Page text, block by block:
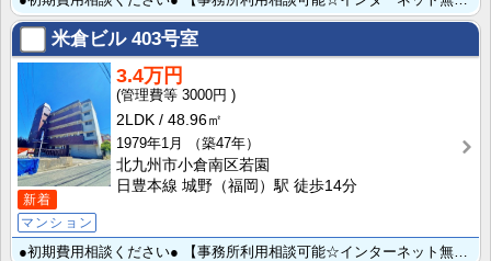
米倉ビル403号室
新着
マンション
3.4万円
3000円
2LDK
48.96㎡
1979年1月
（築47年）
北九州市小倉南区若園
日豊本線 城野（福岡）駅 徒歩14分